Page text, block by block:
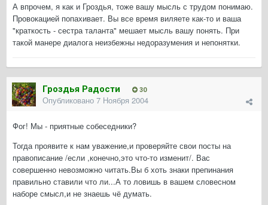
А впрочем, я как и Гроздья, тоже вашу мысль с трудом понимаю.
Провокацией попахивает. Вы все время виляете как-то и ваша
"краткость - сестра таланта" мешает мысль вашу понять. При
такой манере диалога неизбежны недоразумения и непонятки.
Гроздья Радости 30
Опубликовано 7 Ноября 2004
Фог! Мы - приятные собеседники?
Тогда проявите к нам уважение,и проверяйте свои посты на
правописание /если ,конечно,это что-то изменит/. Вас
совершенно невозможно читать.Вы б хоть знаки препинания
правильно ставили что ли...А то ловишь в вашем словесном
наборе смысл,и не знаешь чё думать.